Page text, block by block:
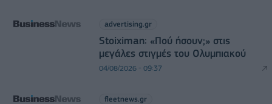
advertising.gr
Stoiximan: «Πού ήσουν;» στις
μεγάλες στιγμές του Ολυμπιακού
04/08/2026 - 09:37
fleetnews.gr